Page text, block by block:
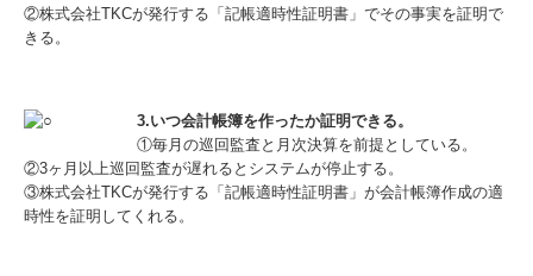
②株式会社TKCが発行する「記帳適時性証明書」でその事実を証明で
きる。
3.いつ会計帳簿を作ったか証明できる。
①毎月の巡回監査と月次決算を前提としている。
②3ヶ月以上巡回監査が遅れるとシステムが停止する。
③株式会社TKCが発行する「記帳適時性証明書」が会計帳簿作成の適
時性を証明してくれる。